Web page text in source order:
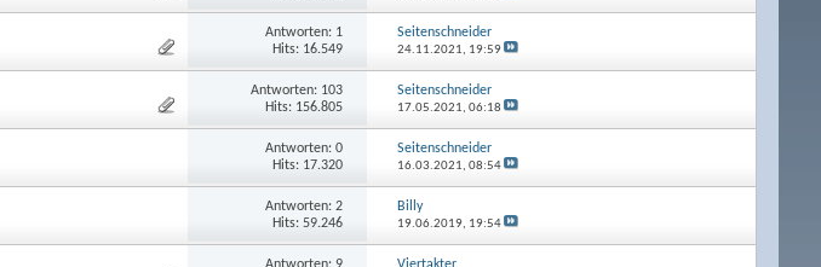
Antworten: 1
Hits: 16.549
Seitenschneider
24.11.2021, 19:59
Antworten: 103
Hits: 156.805
Seitenschneider
17.05.2021, 06:18
Antworten: 0
Hits: 17.320
Seitenschneider
16.03.2021, 08:54
Antworten: 2
Hits: 59.246
Billy
19.06.2019, 19:54